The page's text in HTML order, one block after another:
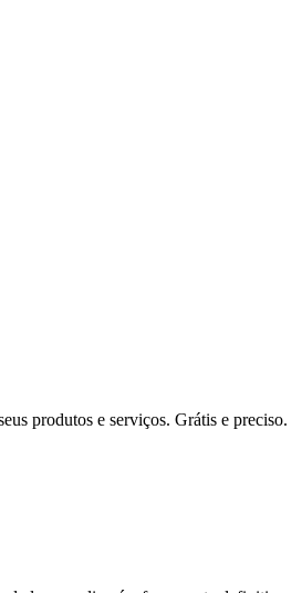
produtos e serviços. Grátis e preciso.